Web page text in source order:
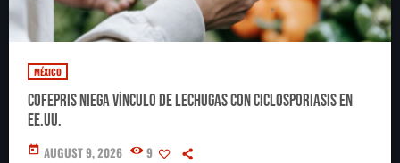
MÉXICO
Cofepris niega vínculo de lechugas con ciclosporiasis en
EE.UU.
today AUGUST 9, 2026 9